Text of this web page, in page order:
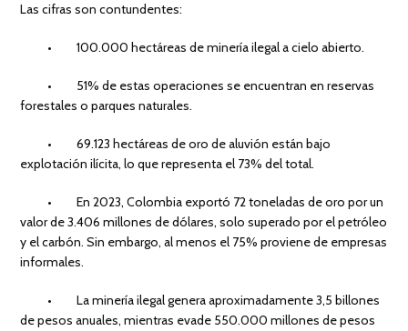
Las cifras son contundentes:
• 100.000 hectáreas de minería ilegal a cielo abierto.
• 51% de estas operaciones se encuentran en reservas
forestales o parques naturales.
• 69.123 hectáreas de oro de aluvión están bajo
explotación ilícita, lo que representa el 73% del total.
• En 2023, Colombia exportó 72 toneladas de oro por un
valor de 3.406 millones de dólares, solo superado por el petróleo
y el carbón. Sin embargo, al menos el 75% proviene de empresas
informales.
• La minería ilegal genera aproximadamente 3,5 billones
de pesos anuales, mientras evade 550.000 millones de pesos